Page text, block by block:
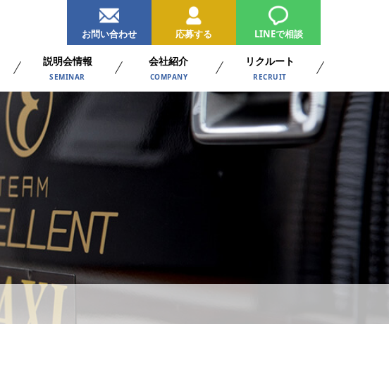
お問い合わせ 応募する LINEで相談
説明会情報
SEMINAR
会社紹介
COMPANY
リクルート
RECRUIT